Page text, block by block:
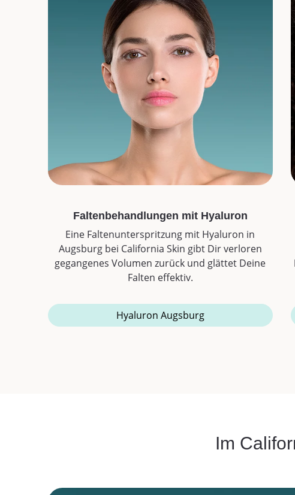
Faltenbehandlungen mit Hyaluron
Eine Faltenunterspritzung mit Hyaluron in
Augsburg bei California Skin gibt Dir verloren
gegangenes Volumen zurück und glättet Deine
Falten effektiv.
Hyaluron Augsburg
Im